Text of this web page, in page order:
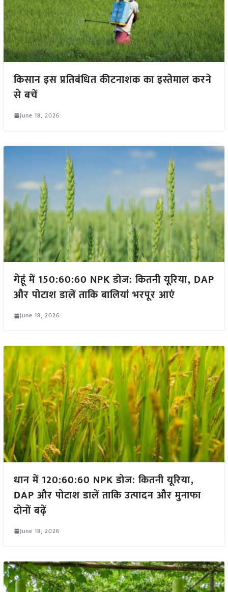
किसान इस प्रतिबंधित कीटनाशक का इस्तेमाल करने
से बचें
June 18, 2026
गेहूं में 150:60:60 NPK डोज: कितनी यूरिया, DAP
और पोटाश डालें ताकि बालियां भरपूर आएं
June 18, 2026
धान में 120:60:60 NPK डोज: कितनी यूरिया,
DAP और पोटाश डालें ताकि उत्पादन और मुनाफा
दोनों बढ़ें
June 18, 2026